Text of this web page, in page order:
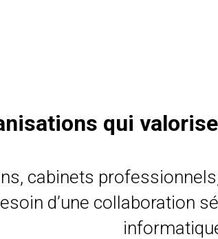
qui
cabinets
d’une collaboration